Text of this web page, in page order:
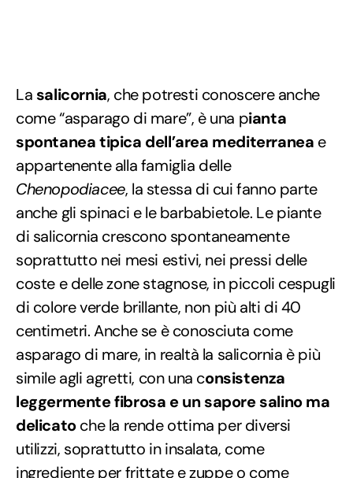
La salicornia, che potresti conoscere anche
come “asparago di mare”, è una pianta
spontanea tipica dell’area mediterranea e
appartenente alla famiglia delle
Chenopodiacee, la stessa di cui fanno parte
anche gli spinaci e le barbabietole. Le piante
di salicornia crescono spontaneamente
soprattutto nei mesi estivi, nei pressi delle
coste e delle zone stagnose, in piccoli cespugli
di colore verde brillante, non più alti di 40
centimetri. Anche se è conosciuta come
asparago di mare, in realtà la salicornia è più
simile agli agretti, con una consistenza
leggermente fibrosa e un sapore salino ma
delicatoche la rende ottima per diversi
utilizzi, soprattutto in insalata, come
ingrediente per frittate e zuppe o come